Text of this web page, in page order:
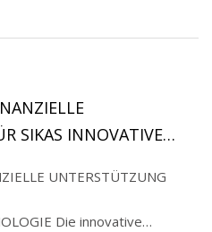
SIKAS INNOVATIVE
UNTERSTÜTZUNG
Die innovative